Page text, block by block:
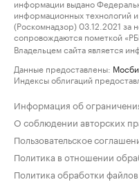
информации выдано
информационных технологий
(Роскомнадзор) 03.12.2021
сопровождаются пометкой
Владельцем сайта является
Данные предоставлены:
Индексы облигаций
Информация об
О соблюдении авторских
Пользовательское
Политика в отношении
Политика обработки